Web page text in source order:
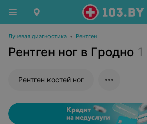
Лучевая диагностика • Рентген
Рентген ног в Гродно 1
Рентген костей ног